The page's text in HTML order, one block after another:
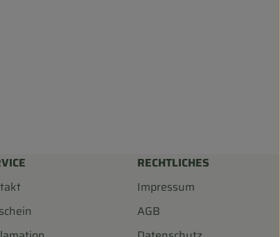
RECHTLICHES
Impressum
AGB